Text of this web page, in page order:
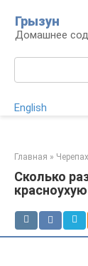
контенту
Грызун
Домашнее
English
Главная »
Сколько